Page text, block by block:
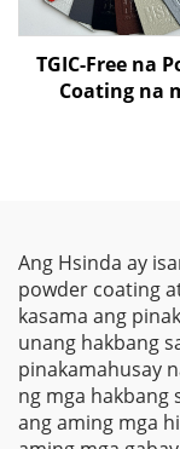
TGIC-Free na
Coating na
Ang Hsinda ay
powder coating
kasama ang
unang hakbang
pinakamahusay
ng mga hakbang
ang aming mga